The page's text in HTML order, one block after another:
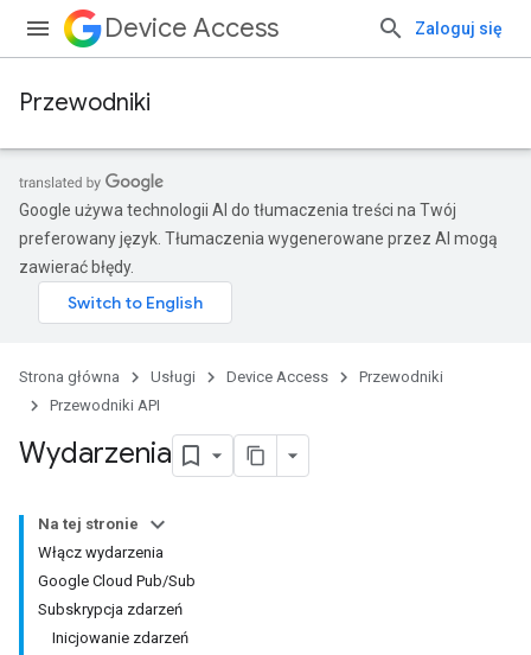
Device Access Zaloguj się
Przewodniki
Google używa technologii AI do tłumaczenia treści na Twój
preferowany język. Tłumaczenia wygenerowane przez AI mogą
zawierać błędy.
Strona główna Usługi Device Access
Przewodniki
Przewodniki API
Wydarzenia
Na tej stronie
Włącz wydarzenia
Google Cloud Pub/Sub
Subskrypcja zdarzeń
Inicjowanie zdarzeń